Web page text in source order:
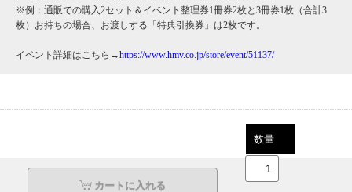
※例：通販での購入2セット＆イベント整理券1冊券2枚と3冊券1枚（合計3
枚）お持ちの場合、お渡しする「特典引換券」は2枚です。
イベント詳細はこちら→https://www.hmv.co.jp/store/event/51137/
数量
カートに入れる